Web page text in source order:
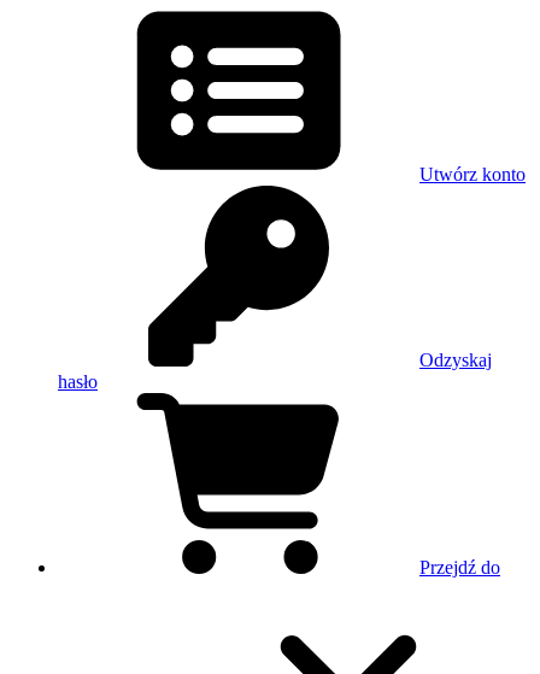
Utwórz konto
Odzyskaj
hasło
Przejdź do